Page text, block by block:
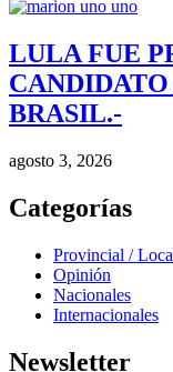
LULA FUE
BRASIL.-
agosto 3, 2026
Categorías
Provincial /
Opinión
Nacionales
Internacionales
Newsletter